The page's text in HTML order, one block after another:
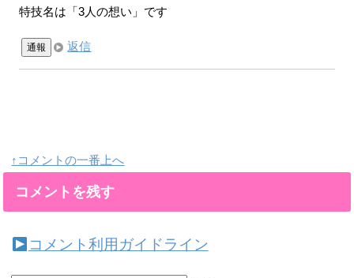
特技名は「3人の想い」です
通報 返信
↑コメントの一番上へ
コメントを残す
コメント利用ガイドライン